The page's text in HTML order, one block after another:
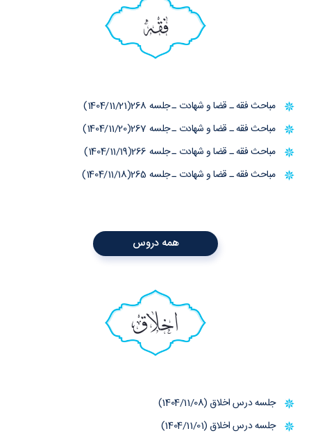
فقه
مباحث فقه ـ قضا و شهادت ـ جلسه 268(1404/11/21)
مباحث فقه ـ قضا و شهادت ـ جلسه 267(1404/11/20)
مباحث فقه ـ قضا و شهادت ـ جلسه 266(1404/11/19)
مباحث فقه ـ قضا و شهادت ـ جلسه 265(1404/11/18)
همه دروس
اخلاق
جلسه درس اخلاق (1404/11/08)
جلسه درس اخلاق (1404/11/01)